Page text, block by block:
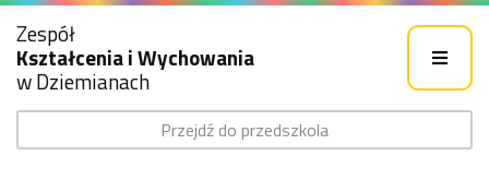
Zespół
Kształcenia i Wychowania
w Dziemianach
Przejdź do przedszkola